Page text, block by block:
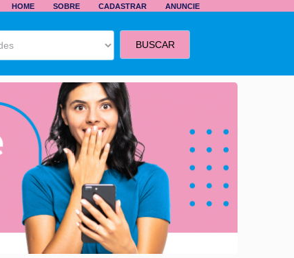
HOME SOBRE CADASTRAR ANUNCIE